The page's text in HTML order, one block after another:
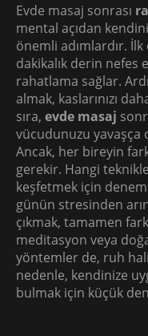
Evde masaj sonrası
mental açıdan
önemli adımlardır.
dakikalık derin nefes
rahatlama sağlar.
almak, kaslarınızı
sıra, evde masaj
vücudunuzu yavaşça
Ancak, her bireyin
gerekir. Hangi
keşfetmek için
günün stresinden
çıkmak, tamamen
meditasyon veya
yöntemler de, ruh
nedenle, kendinize
bulmak için küçük